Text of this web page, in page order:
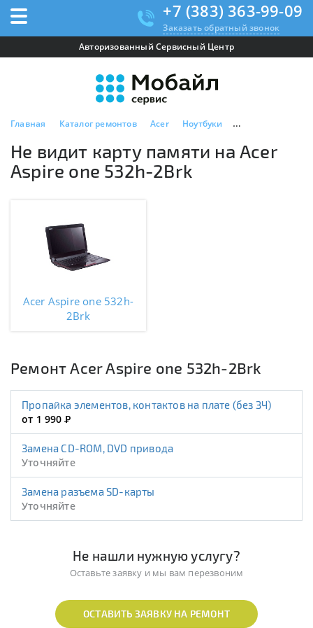
+7 (383) 363-99-09
Заказать обратный звонок
Авторизованный Сервисный Центр
Главная Каталог ремонтов Acer Ноутбуки Acer Aspire one
Не видит карту памяти на Acer
Aspire one 532h-2Brk
Acer Aspire one 532h-
2Brk
Ремонт Acer Aspire one 532h-2Brk
Пропайка элементов, контактов на плате (без ЗЧ)
от 1 990Р
Замена CD-ROM, DVD привода
Уточняйте
Замена разъема SD-карты
Уточняйте
Не нашли нужную услугу?
Оставьте заявку и мы вам перезвоним
ОСТАВИТЬ ЗАЯВКУ НА РЕМОНТ